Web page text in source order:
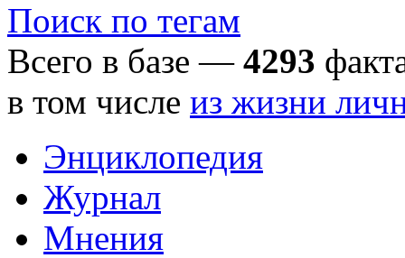
Поиск по тегам
Всего в базе — 4293
в том числе из жизни
Энциклопедия
Журнал
Мнения